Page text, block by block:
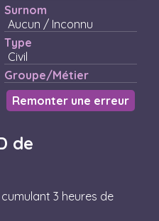
Surnom
Aucun / Inconnu
Type
Civil
Groupe/Métier
Remonter une erreur
de
3 heures de